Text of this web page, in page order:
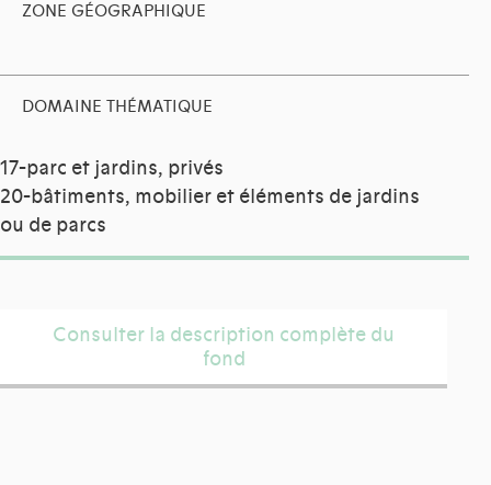
ZONE GÉOGRAPHIQUE
DOMAINE THÉMATIQUE
17-parc et jardins, privés
20-bâtiments, mobilier et éléments de jardins
ou de parcs
Consulter la description complète du
fond